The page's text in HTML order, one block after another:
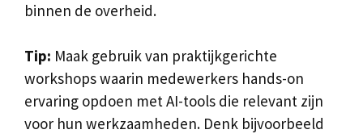
binnen de overheid.
Tip: Maak gebruik van praktijkgerichte
workshops waarin medewerkers hands-on
ervaring opdoen met AI-tools die relevant zijn
voor hun werkzaamheden. Denk bijvoorbeeld